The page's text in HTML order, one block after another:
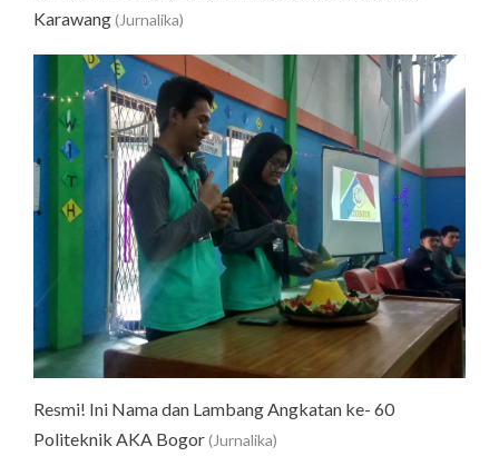
Karawang(Jurnalika)
Resmi! Ini Nama dan Lambang Angkatan ke- 60
Politeknik AKA Bogor(Jurnalika)